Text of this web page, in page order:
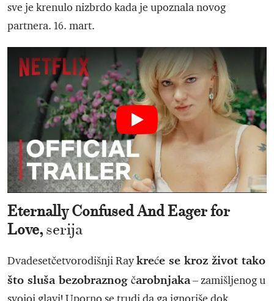
sve je krenulo nizbrdo kada je upoznala novog
partnera. 16. mart.
Eternally Confused And Eager for
Love,serija
Dvadesetčetvorodišnji Raykreće se kroz život tako
što sluša bezobraznog čarobnjaka– zamišljenog u